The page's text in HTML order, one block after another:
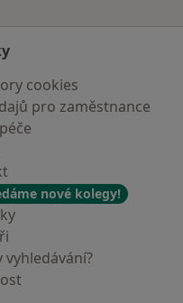
cookies
pro zaměstnance
nové kolegy!
vyhledávání?